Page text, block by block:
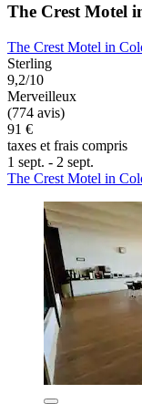
The Crest Motel
The Crest Motel in
Sterling
9,2/10
Merveilleux
(774 avis)
91 €
taxes et frais compris
1 sept. - 2 sept.
The Crest Motel in